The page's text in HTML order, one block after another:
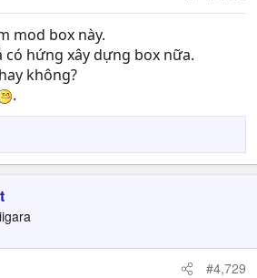
mod box này.
có hứng xây dựng box nữa.
không?
.
#4,729